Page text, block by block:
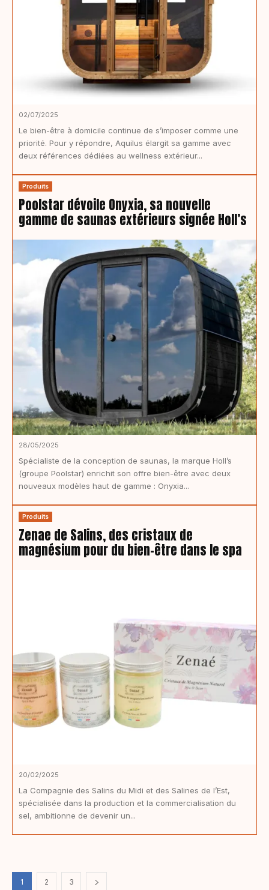
02/07/2025
Le bien-être à domicile continue de s’imposer comme une
priorité. Pour y répondre, Aquilus élargit sa gamme avec
deux références dédiées au wellness extérieur...
Produits
Poolstar dévoile Onyxia, sa nouvelle
gamme de saunas extérieurs signée Holl’s
28/05/2025
Spécialiste de la conception de saunas, la marque Holl’s
(groupe Poolstar) enrichit son offre bien-être avec deux
nouveaux modèles haut de gamme : Onyxia...
Produits
Zenae de Salins, des cristaux de
magnésium pour du bien-être dans le spa
20/02/2025
La Compagnie des Salins du Midi et des Salines de l’Est,
spécialisée dans la production et la commercialisation du
sel, ambitionne de devenir un...
1 2 3